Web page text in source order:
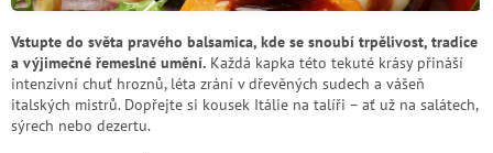
Vstupte do světa pravého balsamica, kde se snoubí trpělivost, tradice
a výjimečné řemeslné umění. Každá kapka této tekuté krásy přináší
intenzivní chuť hroznů, léta zrání v dřevěných sudech a vášeň
italských mistrů. Dopřejte si kousek Itálie na talíři – ať už na salátech,
sýrech nebo dezertu.